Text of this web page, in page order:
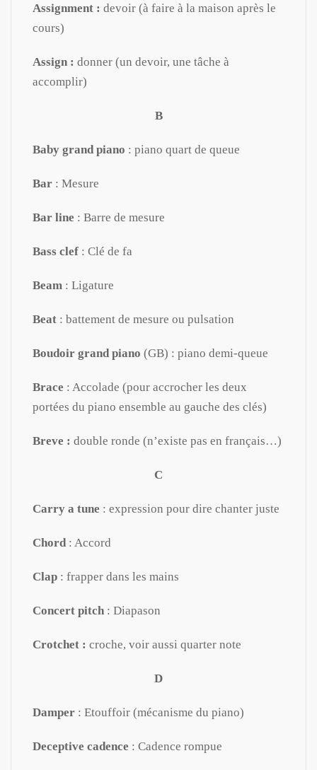
Assignment : devoir (à faire à la maison après le
cours)
Assign : donner (un devoir, une tâche à
accomplir)
B
Baby grand piano : piano quart de queue
Bar : Mesure
Bar line : Barre de mesure
Bass clef : Clé de fa
Beam : Ligature
Beat : battement de mesure ou pulsation
Boudoir grand piano (GB) : piano demi-queue
Brace : Accolade (pour accrocher les deux
portées du piano ensemble au gauche des clés)
Breve : double ronde (n’existe pas en français…)
C
Carry a tune : expression pour dire chanter juste
Chord : Accord
Clap : frapper dans les mains
Concert pitch : Diapason
Crotchet : croche, voir aussi quarter note
D
Damper : Etouffoir (mécanisme du piano)
Deceptive cadence : Cadence rompue